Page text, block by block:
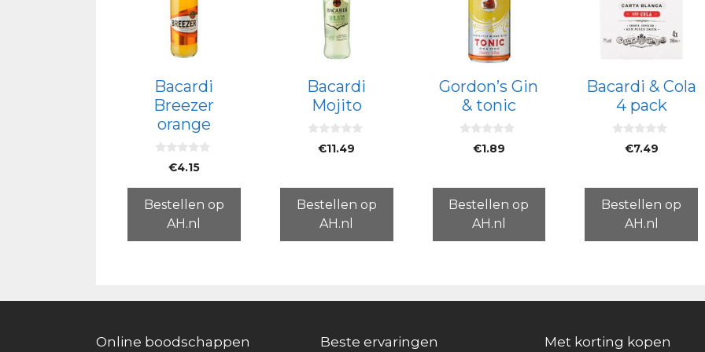
Bacardi
Breezer
orange
5
€4.15
Bestellen op
AH.nl
Bacardi
Mojito
€11.49
Bestellen op
AH.nl
Gordon’s Gin
& tonic
€1.89
Bestellen op
AH.nl
Bacardi & Cola
4 pack
€7.49
Bestellen op
AH.nl
Online boodschappen Beste ervaringen Met korting kopen